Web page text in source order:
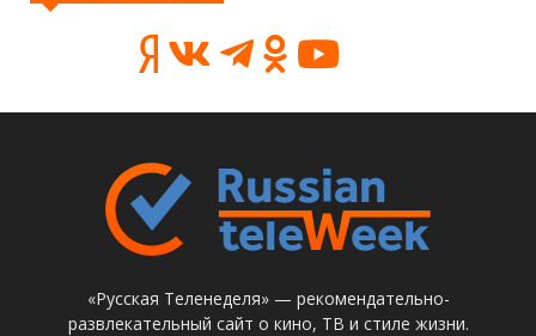
«Русская Теленеделя» — рекомендательно-
развлекательный сайт о кино, ТВ и стиле жизни.